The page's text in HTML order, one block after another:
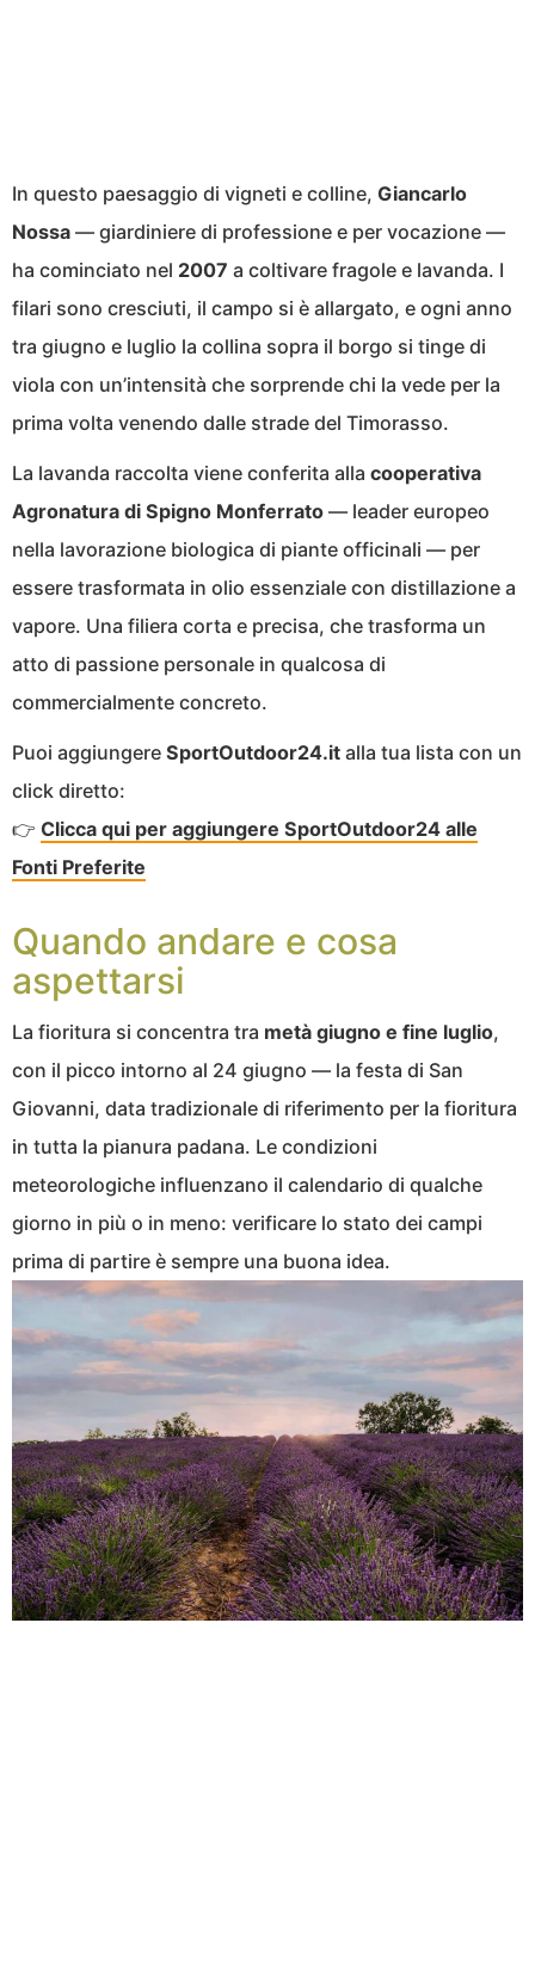
In questo paesaggio di vigneti e colline, Giancarlo
Nossa — giardiniere di professione e per vocazione —
ha cominciato nel 2007 a coltivare fragole e lavanda. I
filari sono cresciuti, il campo si è allargato, e ogni anno
tra giugno e luglio la collina sopra il borgo si tinge di
viola con un’intensità che sorprende chi la vede per la
prima volta venendo dalle strade del Timorasso.
La lavanda raccolta viene conferita alla cooperativa
Agronatura di Spigno Monferrato — leader europeo
nella lavorazione biologica di piante officinali — per
essere trasformata in olio essenziale con distillazione a
vapore. Una filiera corta e precisa, che trasforma un
atto di passione personale in qualcosa di
commercialmente concreto.
Puoi aggiungere SportOutdoor24.it alla tua lista con un
click diretto:
👉 Clicca qui per aggiungere SportOutdoor24 alle
Fonti Preferite
Quando andare e cosa
aspettarsi
La fioritura si concentra tra metà giugno e fine luglio,
con il picco intorno al 24 giugno — la festa di San
Giovanni, data tradizionale di riferimento per la fioritura
in tutta la pianura padana. Le condizioni
meteorologiche influenzano il calendario di qualche
giorno in più o in meno: verificare lo stato dei campi
prima di partire è sempre una buona idea.